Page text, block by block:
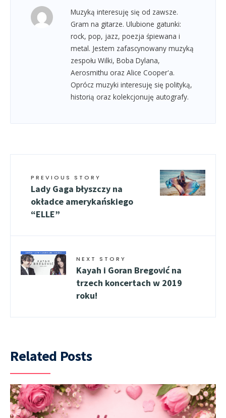
Muzyką interesuję się od zawsze.
Gram na gitarze. Ulubione gatunki:
rock, pop, jazz, poezja śpiewana i
metal. Jestem zafascynowany muzyką
zespołu Wilki, Boba Dylana,
Aerosmithu oraz Alice Cooper'a.
Oprócz muzyki interesuję się polityką,
historią oraz kolekcjonuję autografy.
PREVIOUS STORY
Lady Gaga błyszczy na
okładce amerykańskiego
“ELLE”
NEXT STORY
Kayah i Goran Bregović na
trzech koncertach w 2019
roku!
Related Posts